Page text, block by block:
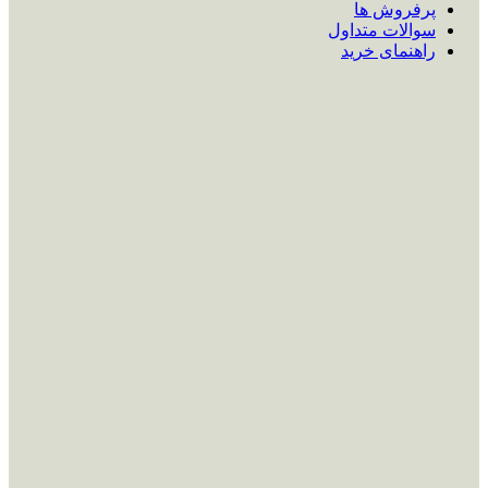
پرفروش ها
سوالات متداول
راهنمای خرید